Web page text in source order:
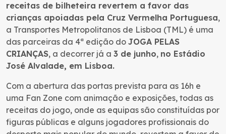
receitas de bilheteira revertem a favor das
crianças apoiadas pela Cruz Vermelha Portuguesa,
a Transportes Metropolitanos de Lisboa (TML) é uma
das parceiras da 4ª edição do JOGA PELAS
CRIANÇAS, a decorrer já a 3 de junho, no Estádio
José Alvalade, em Lisboa.
Com a abertura das portas prevista para as 16h e
uma Fan Zone com animação e exposições, todas as
receitas do jogo, onde as equipas são constituídas por
figuras públicas e alguns jogadores profissionais do